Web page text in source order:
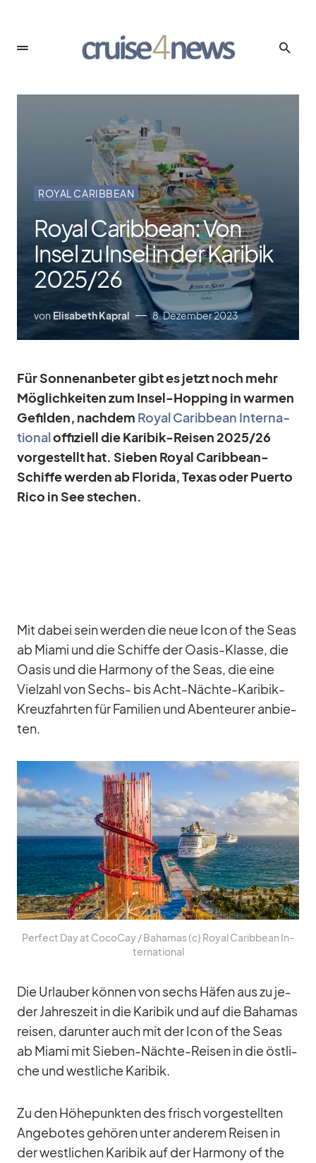
ROYAL CARIBBEAN
Royal Caribbean: Von
Insel zu Insel in der Karibik
2025/​26
von Elisabeth Kapral 8. Dezember 2023
Für Son­nen­an­be­ter gibt es jetzt noch mehr
Mög­lich­kei­ten zum In­sel-Hop­ping in war­men
Ge­fil­den, nach­dem Royal Ca­rib­bean In­ter­na­
tio­nalof­fi­zi­ell die Ka­ri­bik-Rei­sen 2025/​26
vor­ge­stellt hat. Sie­ben Royal Ca­rib­bean-
Schiffe wer­den ab Flo­rida, Te­xas oder Pu­erto
Rico in See ste­chen.
Mit da­bei sein wer­den die neue Icon of the Seas
ab Mi­ami und die Schiffe der Oa­sis-Klasse, die
Oa­sis und die Harm­ony of the Seas, die eine
Viel­zahl von Sechs- bis Acht-Nächte-Ka­ri­bik-
Kreuz­fahr­ten für Fa­mi­lien und Aben­teu­rer an­bie­
ten.
Per­fect Day at Co­co­Cay /​ Ba­ha­mas (c) Royal Ca­rib­bean In­
ter­na­tio­nal
Die Ur­lau­ber kön­nen von sechs Hä­fen aus zu je­
der Jah­res­zeit in die Ka­ri­bik und auf die Ba­ha­mas
rei­sen, dar­un­ter auch mit der Icon of the Seas
ab Mi­ami mit Sie­ben-Nächte-Rei­sen in die öst­li­
che und west­li­che Ka­ri­bik.
Zu den Hö­he­punk­ten des frisch vor­ge­stell­ten
An­ge­bo­tes ge­hö­ren un­ter an­de­rem Rei­sen in
der west­li­chen Ka­ri­bik auf der Harm­ony of the